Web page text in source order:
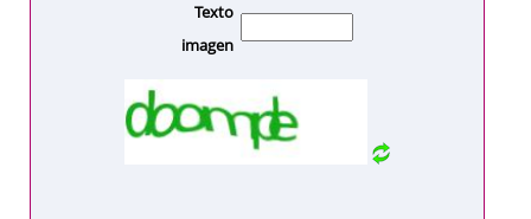
Texto
imagen